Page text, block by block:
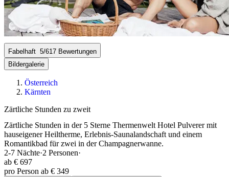
Fabelhaft 5/617 Bewertungen
Bildergalerie
Österreich
Kärnten
Zärtliche Stunden zu zweit
Zärtliche Stunden in der 5 Sterne Thermenwelt Hotel Pulverer mit
hauseigener Heiltherme, Erlebnis-Saunalandschaft und einem
Romantikbad für zwei in der Champagnerwanne.
2-7 Nächte·2 Personen·
ab € 697
pro Person ab € 349